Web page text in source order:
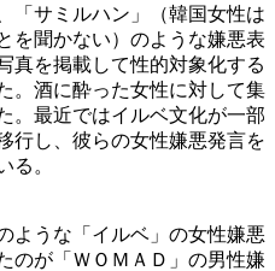
「サミルハン」（韓国女性は
を聞かない）のような嫌悪表
真を掲載して性的対象化する
。酒に酔った女性に対して集
。最近ではイルベ文化が一部
行し、彼らの女性嫌悪発言を
る。
ような「イルベ」の女性嫌悪
のが「ＷＯＭＡＤ」の男性嫌